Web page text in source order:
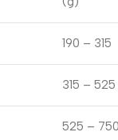
190 – 315
315 – 525
525 –